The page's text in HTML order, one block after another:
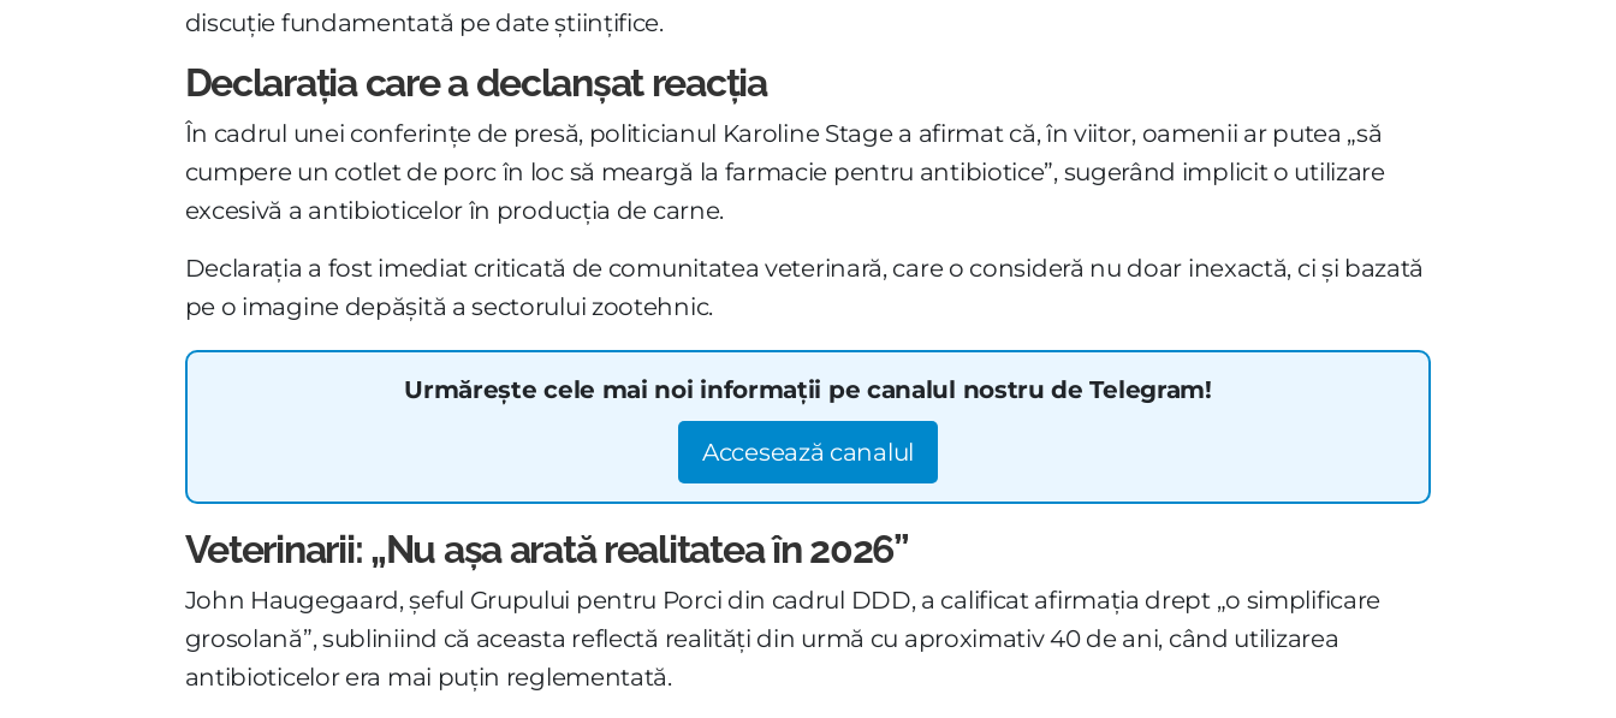
discuție fundamentată pe date științifice.
Declarația care a declanșat reacția
În cadrul unei conferințe de presă, politicianul Karoline Stage a afirmat că, în viitor, oamenii ar putea „să
cumpere un cotlet de porc în loc să meargă la farmacie pentru antibiotice”, sugerând implicit o utilizare
excesivă a antibioticelor în producția de carne.
Declarația a fost imediat criticată de comunitatea veterinară, care o consideră nu doar inexactă, ci și bazată
pe o imagine depășită a sectorului zootehnic.
Urmărește cele mai noi informații pe canalul nostru de Telegram!
Accesează canalul
Veterinarii: „Nu așa arată realitatea în 2026”
John Haugegaard, șeful Grupului pentru Porci din cadrul DDD, a calificat afirmația drept „o simplificare
grosolană”, subliniind că aceasta reflectă realități din urmă cu aproximativ 40 de ani, când utilizarea
antibioticelor era mai puțin reglementată.